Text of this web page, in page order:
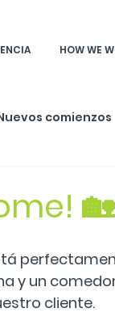
HOW WE
comienzos
🏡
y un
cliente.